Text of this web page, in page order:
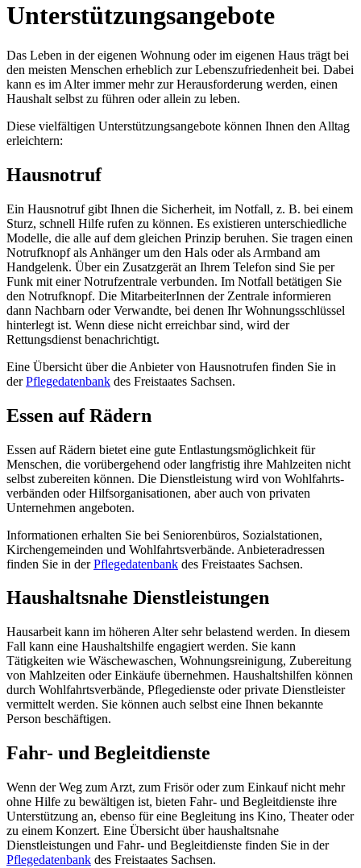
Unterstützungsangebote
Das Leben in der eigenen Wohnung oder im eigenen Haus trägt bei
den meisten Menschen erheblich zur Lebenszufriedenheit bei. Dabei
kann es im Alter immer mehr zur Herausforderung werden, einen
Haushalt selbst zu führen oder allein zu leben.
Diese vielfältigen Unterstützungsangebote können Ihnen den Alltag
erleichtern:
Hausnotruf
Ein Hausnotruf gibt Ihnen die Sicherheit, im Notfall, z. B. bei einem
Sturz, schnell Hilfe rufen zu können. Es existieren unterschiedliche
Modelle, die alle auf dem gleichen Prinzip beruhen. Sie tragen einen
Notrufknopf als Anhänger um den Hals oder als Armband am
Handgelenk. Über ein Zusatzgerät an Ihrem Telefon sind Sie per
Funk mit einer Notrufzentrale verbunden. Im Notfall betätigen Sie
den Notrufknopf. Die MitarbeiterInnen der Zentrale informieren
dann Nachbarn oder Verwandte, bei denen Ihr Wohnungsschlüssel
hinterlegt ist. Wenn diese nicht erreichbar sind, wird der
Rettungsdienst benachrichtigt.
Eine Übersicht über die Anbieter von Hausnotrufen finden Sie in
derPflegedatenbank des Freistaates Sachsen.
Essen auf Rädern
Essen auf Rädern bietet eine gute Entlastungsmöglichkeit für
Menschen, die vorübergehend oder langfristig ihre Mahlzeiten nicht
selbst zubereiten können. Die Dienstleistung wird von Wohlfahrts-
verbänden oder Hilfsorganisationen, aber auch von privaten
Unternehmen angeboten.
Informationen erhalten Sie bei Seniorenbüros, Sozialstationen,
Kirchengemeinden und Wohlfahrtsverbände. Anbieteradressen
finden Sie in derPflegedatenbank des Freistaates Sachsen.
Haushaltsnahe Dienstleistungen
Hausarbeit kann im höheren Alter sehr belastend werden. In diesem
Fall kann eine Haushaltshilfe engagiert werden. Sie kann
Tätigkeiten wie Wäschewaschen, Wohnungsreinigung, Zubereitung
von Mahlzeiten oder Einkäufe übernehmen. Haushaltshilfen können
durch Wohlfahrtsverbände, Pflegedienste oder private Dienstleister
vermittelt werden. Sie können auch selbst eine Ihnen bekannte
Person beschäftigen.
Fahr- und Begleitdienste
Wenn der Weg zum Arzt, zum Frisör oder zum Einkauf nicht mehr
ohne Hilfe zu bewältigen ist, bieten Fahr- und Begleitdienste ihre
Unterstützung an, ebenso für eine Begleitung ins Kino, Theater oder
zu einem Konzert. Eine Übersicht über haushaltsnahe
Dienstleistungen und Fahr- und Begleitdienste finden Sie in der
Pflegedatenbank des Freistaates Sachsen.